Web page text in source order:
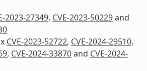
2023-27349, CVE-2023-50229and
CVE-2023-52722, CVE-2024-29510,
, CVE-2024-33870and CVE-2024-